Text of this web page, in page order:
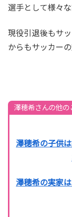
選手として様々
現役引退後もサ
からもサッカー
澤穂希さんの他
澤穂希の子供
澤穂希の実家